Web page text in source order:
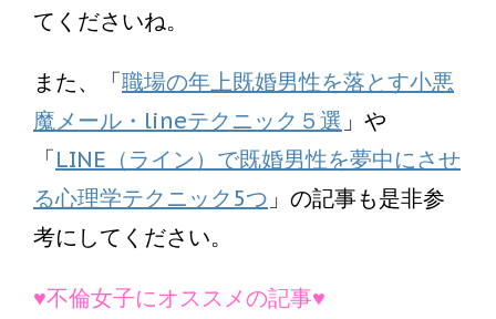
てくださいね。
また、「職場の年上既婚男性を落とす小悪
魔メール・lineテクニック５選 」や
「LINE（ライン）で既婚男性を夢中にさせ
る心理学テクニック5つ 」の記事も是非参
考にしてください。
♥不倫女子にオススメの記事♥